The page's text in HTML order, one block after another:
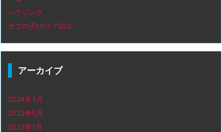
ハウジング
サブの子(ガイアDC)
アーカイブ
2024年3月
2023年5月
2023年1月